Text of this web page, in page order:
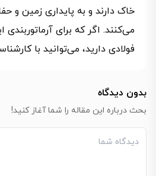
خاک دارند و به پایداری زمین و
می‌کنند. اگر که برای آرماتوربندی
فولادی دارید، می‌توانید با
بدون دیدگاه
بحث درباره این مقاله را شما آغاز کنید!